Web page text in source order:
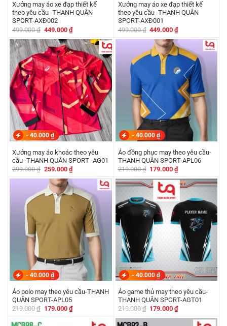
Xưởng may áo xe đạp thiết kế
theo yêu cầu -THANH QUÂN
SPORT-AXĐ002
499.000₫ Giá
là:
499.000 ₫.
449.000 ₫Giá
hiện
tại
là:
449.000 ₫.
Xưởng may áo xe đạp thiết kế
theo yêu cầu -THANH QUÂN
SPORT-AXĐ001
499.000₫ Giá
là:
499.000 ₫.
449.000₫Giá
tại
là:
449.000 ₫.
- 40.000 ₫
Xưởng may áo khoác theo yêu
cầu -THANH QUÂN SPORT -AG01
299.000₫ Giá
là:
299.000 ₫.
259.000 ₫Giá
hiện
tại
là:
259.000 ₫.
- 40.000 ₫
Áo đồng phục may theo yêu cầu-
THANH QUÂN SPORT-APL06
219.000₫ Giá
là:
219.000 ₫.
179.000₫Giá
tại
là:
- 40.000 ₫
Áo polo may theo yêu cầu-THANH
QUÂN SPORT-APL05
219.000₫ Giá
179.000 ₫Giá
hiện
- 40.000 ₫
Áo game thủ may theo yêu cầu-
THANH QUÂN SPORT-AGT01
219.000₫ Giá
là:
179.000₫Giá
tại